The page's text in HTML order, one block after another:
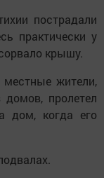
пострадали
практически у
крышу.
местные жители,
пролетел
дом, когда его